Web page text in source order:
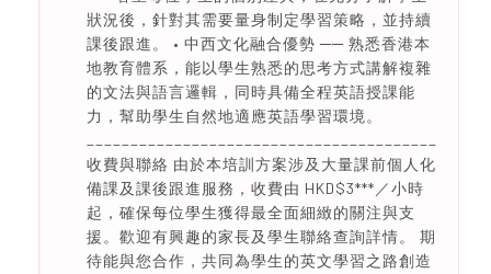
狀況後，針對其需要量身制定學習策略，並持續
課後跟進。 • 中西文化融合優勢 ── 熟悉香港本
地教育體系，能以學生熟悉的思考方式講解複雜
的文法與語言邏輯，同時具備全程英語授課能
力，幫助學生自然地適應英語學習環境。
收費與聯絡 由於本培訓方案涉及大量課前個人化
備課及課後跟進服務，收費由 HKD$3***／小時
起，確保每位學生獲得最全面細緻的關注與支
援。歡迎有興趣的家長及學生聯絡查詢詳情。 期
待能與您合作，共同為學生的英文學習之路創造